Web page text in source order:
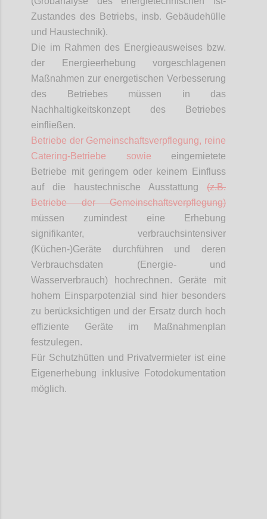
Zustandes des Betriebs, insb. Gebäudehülle
und Haustechnik).
Die im Rahmen des Energieausweises bzw.
der Energieerhebung vorgeschlagenen
Maßnahmen zur energetischen Verbesserung
des Betriebes müssen in das
Nachhaltigkeitskonzept des Betriebes
einfließen.
Betriebe der Gemeinschaftsverpflegung, reine
Catering-Betriebe sowie eingemietete
Betriebe mit geringem oder keinem Einfluss
auf die haustechnische Ausstattung (z.B.
Betriebe der Gemeinschaftsverpflegung)
müssen zumindest eine Erhebung
signifikanter, verbrauchsintensiver
(Küchen-)Geräte durchführen und deren
Verbrauchsdaten (Energie- und
Wasserverbrauch) hochrechnen. Geräte mit
hohem Einsparpotenzial sind hier besonders
zu berücksichtigen und der Ersatz durch hoch
effiziente Geräte im Maßnahmenplan
festzulegen.
Für Schutzhütten und Privatvermieter ist eine
Eigenerhebung inklusive Fotodokumentation
möglich.